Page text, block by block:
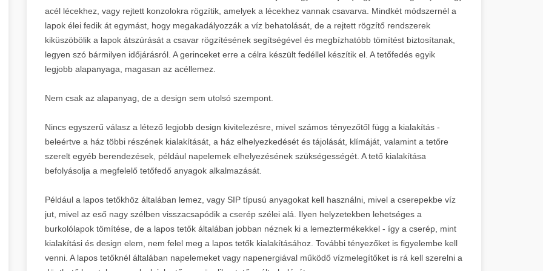
acél lécekhez, vagy rejtett konzolokra rögzítik, amelyek a lécekhez vannak csavarva. Mindkét módszernél a
lapok élei fedik át egymást, hogy megakadályozzák a víz behatolását, de a rejtett rögzítő rendszerek
kiküszöbölik a lapok átszúrását a csavar rögzítésének segítségével és megbízhatóbb tömítést biztosítanak,
legyen szó bármilyen időjárásról. A gerinceket erre a célra készült fedéllel készítik el. A tetőfedés egyik
legjobb alapanyaga, magasan az acéllemez.
Nem csak az alapanyag, de a design sem utolsó szempont.
Nincs egyszerű válasz a létező legjobb design kivitelezésre, mivel számos tényezőtől függ a kialakítás -
beleértve a ház többi részének kialakítását, a ház elhelyezkedését és tájolását, klímáját, valamint a tetőre
szerelt egyéb berendezések, például napelemek elhelyezésének szükségességét. A tető kialakítása
befolyásolja a megfelelő tetőfedő anyagok alkalmazását.
Például a lapos tetőkhöz általában lemez, vagy SIP típusú anyagokat kell használni, mivel a cserepekbe víz
jut, mivel az eső nagy szélben visszacsapódik a cserép szélei alá. Ilyen helyzetekben lehetséges a
burkolólapok tömítése, de a lapos tetők általában jobban néznek ki a lemeztermékekkel - így a cserép, mint
kialakítási és design elem, nem felel meg a lapos tetők kialakításához. További tényezőket is figyelembe kell
venni. A lapos tetőknél általában napelemeket vagy napenergiával működő vízmelegítőket is rá kell szerelni a